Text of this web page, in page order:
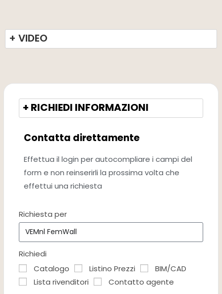
+ VIDEO
+ RICHIEDI INFORMAZIONI
Contatta direttamente
Effettua il login per autocompliare i campi del
form e non reinserirli la prossima volta che
effettui una richiesta
Richiesta per
Richiedi
Catalogo
Listino Prezzi
BIM/CAD
Lista rivenditori
Contatto agente